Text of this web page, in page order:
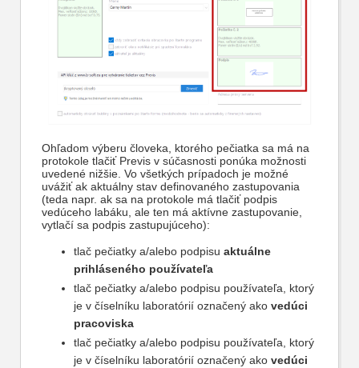
Ohľadom výberu človeka, ktorého pečiatka sa má na
protokole tlačiť Previs v súčasnosti ponúka možnosti
uvedené nižšie. Vo všetkých prípadoch je možné
uvážiť ak aktuálny stav definovaného zastupovania
(teda napr. ak sa na protokole má tlačiť podpis
vedúceho labáku, ale ten má aktívne zastupovanie,
vytlačí sa podpis zastupujúceho):
tlač pečiatky a/alebo podpisu aktuálne
prihláseného používateľa
tlač pečiatky a/alebo podpisu používateľa, ktorý
je v číselníku laboratórií označený ako vedúci
pracoviska
tlač pečiatky a/alebo podpisu používateľa, ktorý
je v číselníku laboratórií označený ako vedúci